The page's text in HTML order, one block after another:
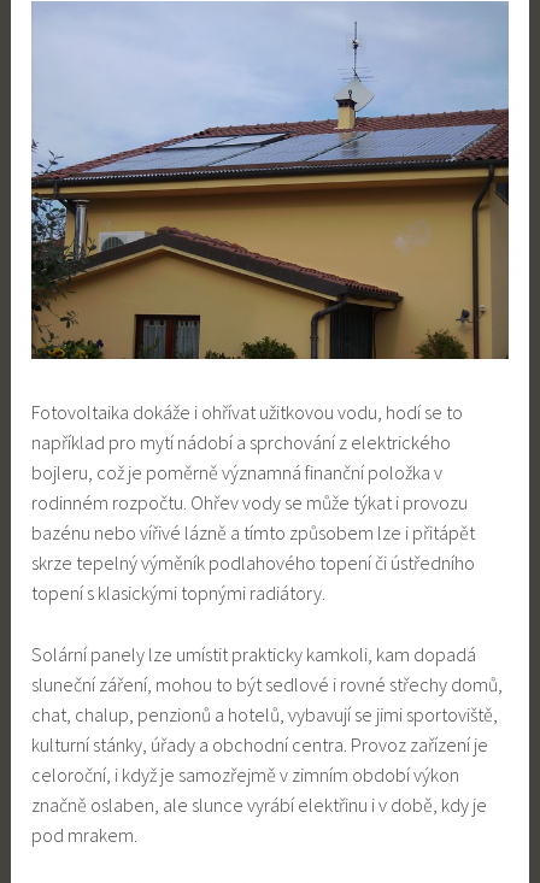
Fotovoltaika dokáže i ohřívat užitkovou vodu, hodí se to
například pro mytí nádobí a sprchování z elektrického
bojleru, což je poměrně významná finanční položka v
rodinném rozpočtu. Ohřev vody se může týkat i provozu
bazénu nebo vířivé lázně a tímto způsobem lze i přitápět
skrze tepelný výměník podlahového topení či ústředního
topení s klasickými topnými radiátory.
Solární panely lze umístit prakticky kamkoli, kam dopadá
sluneční záření, mohou to být sedlové i rovné střechy domů,
chat, chalup, penzionů a hotelů, vybavují se jimi sportoviště,
kulturní stánky, úřady a obchodní centra. Provoz zařízení je
celoroční, i když je samozřejmě v zimním období výkon
značně oslaben, ale slunce vyrábí elektřinu i v době, kdy je
pod mrakem.